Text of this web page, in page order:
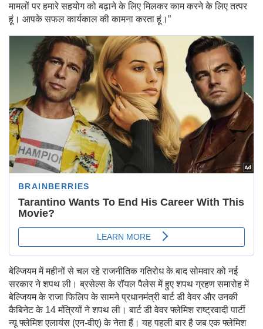
मामलों पर हमारे सहयोग को बढ़ाने के लिए मिलकर काम करने के लिए तत्पर
हूं। आपके सफल कार्यकाल की कामना करता हूं।”
बेल्जियम में महीनों से चल रहे राजनीतिक गतिरोध के बाद सोमवार को नई
सरकार ने शपथ ली। ब्रसेल्स के रॉयल पैलेस में हुए शपथ ग्रहण समारोह में
बेल्जियम के राजा फिलिप के सामने प्रधानमंत्री बार्ट डी वेवर और उनकी
कैबिनेट के 14 मंत्रियों ने शपथ ली। बार्ट डी वेवर फ्लेमिश राष्ट्रवादी पार्टी
न्यू फ्लेमिश एलायंस (एन-वीए) के नेता हैं। यह पहली बार है जब एक फ्लेमिश